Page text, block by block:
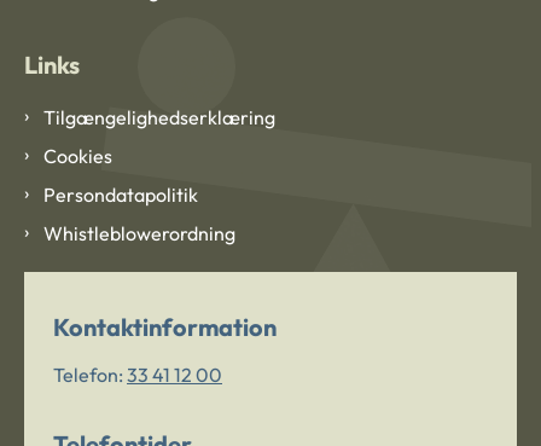
Links
Tilgængelighedserklæring
Cookies
Persondatapolitik
Whistleblowerordning
Kontaktinformation
Telefon: 33 41 12 00